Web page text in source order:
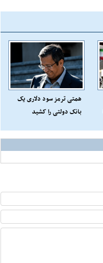
همتی ترمز سود دلاری یک
بانک دولتی را کشید